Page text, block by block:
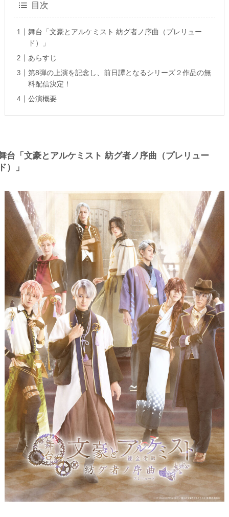
目次
舞台「文豪とアルケミスト 紡グ者ノ序曲（プレリュー
ド）」
あらすじ
第8弾の上演を記念し、前日譚となるシリーズ２作品の無
料配信決定！
公演概要
台「文豪とアルケミスト 紡グ者ノ序曲（プレリュー
）」